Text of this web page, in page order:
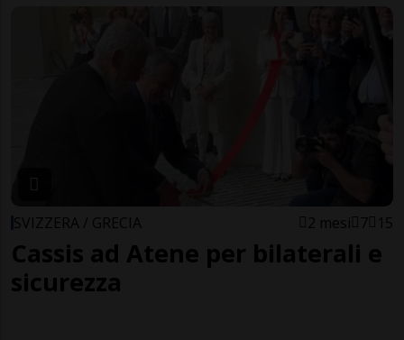
SVIZZERA / GRECIA 2 mesi 7 15
Cassis ad Atene per bilaterali e
sicurezza